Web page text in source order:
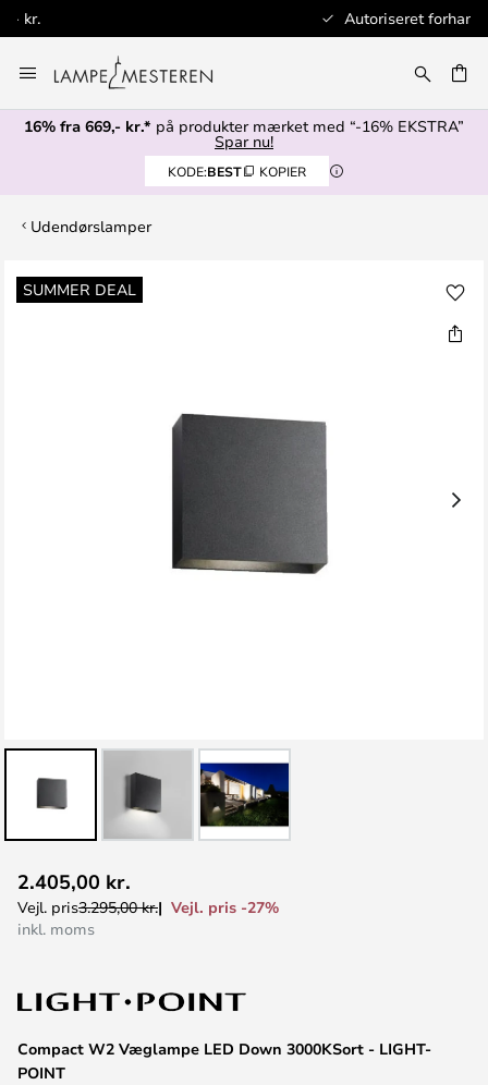
Autoriseret forhandler
to
Content
16% fra 669,- kr.* på produkter mærket med “-16% EKSTRA”
Spar nu!
KODE:BEST KOPIER
Udendørslamper
SUMMER DEAL
Gå
til
til
starten
Compact W2 Væglampe LED Down 3000KSort - LIGHT-
POINT
2.405,00 kr.
Vejl. pris3.295,00 kr.
Vejl. pris -27%
inkl. moms